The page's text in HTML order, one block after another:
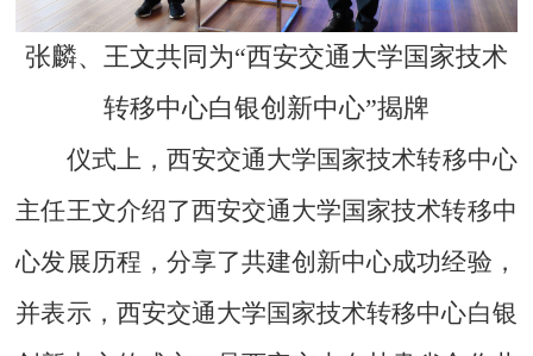
张麟、王文共同为“西安交通大学国家技术
转移中心白银创新中心”揭牌
仪式上，西安交通大学国家技术转移中心
主任王文介绍了西安交通大学国家技术转移中
心发展历程，分享了共建创新中心成功经验，
并表示，西安交通大学国家技术转移中心白银